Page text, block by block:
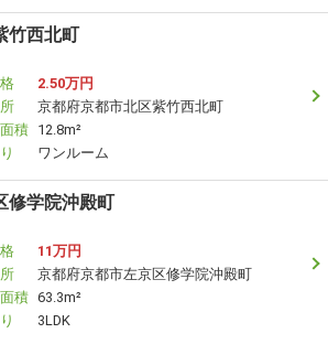
竹西北町
2.50万円
京都府京都市北区紫竹西北町
積 12.8m²
ワンルーム
修学院沖殿町
11万円
京都府京都市左京区修学院沖殿町
積 63.3m²
3LDK